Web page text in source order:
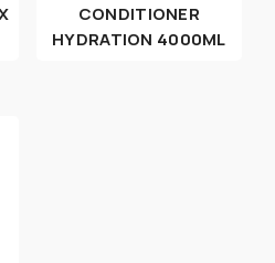
CONDITIONER
HYDRATION 4000ML